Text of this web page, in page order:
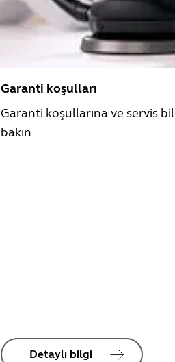
Garanti koşulları
Garanti koşullarına ve servis
bakın
Detaylı bilgi